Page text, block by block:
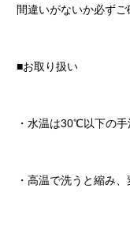
間違いがないか必ずご
■お取り扱い
・水温は30℃以下の手
・高温で洗うと縮み